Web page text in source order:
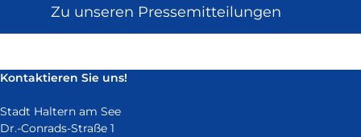
Zu unseren Pressemitteilungen
Kontaktieren Sie uns!
Stadt Haltern am See
Dr.-Conrads-Straße 1